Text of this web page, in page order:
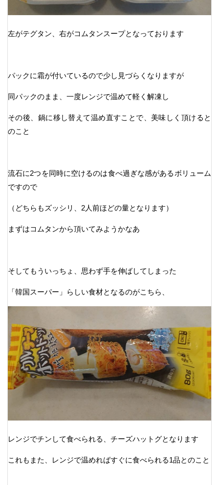
左がテグタン、右がコムタンスープとなっております
パックに霜が付いているので少し見づらくなりますが
同パックのまま、一度レンジで温めて軽く解凍し
その後、鍋に移し替えて温め直すことで、美味しく頂けると
のこと
流石に2つを同時に空けるのは食べ過ぎな感があるボリューム
ですので
（どちらもズッシリ、2人前ほどの量となります）
まずはコムタンから頂いてみようかなあ
そしてもういっちょ、思わず手を伸ばしてしまった
「韓国スーパー」らしい食材となるのがこちら、
レンジでチンして食べられる、チーズハットグとなります
これもまた、レンジで温めればすぐに食べられる1品とのこと